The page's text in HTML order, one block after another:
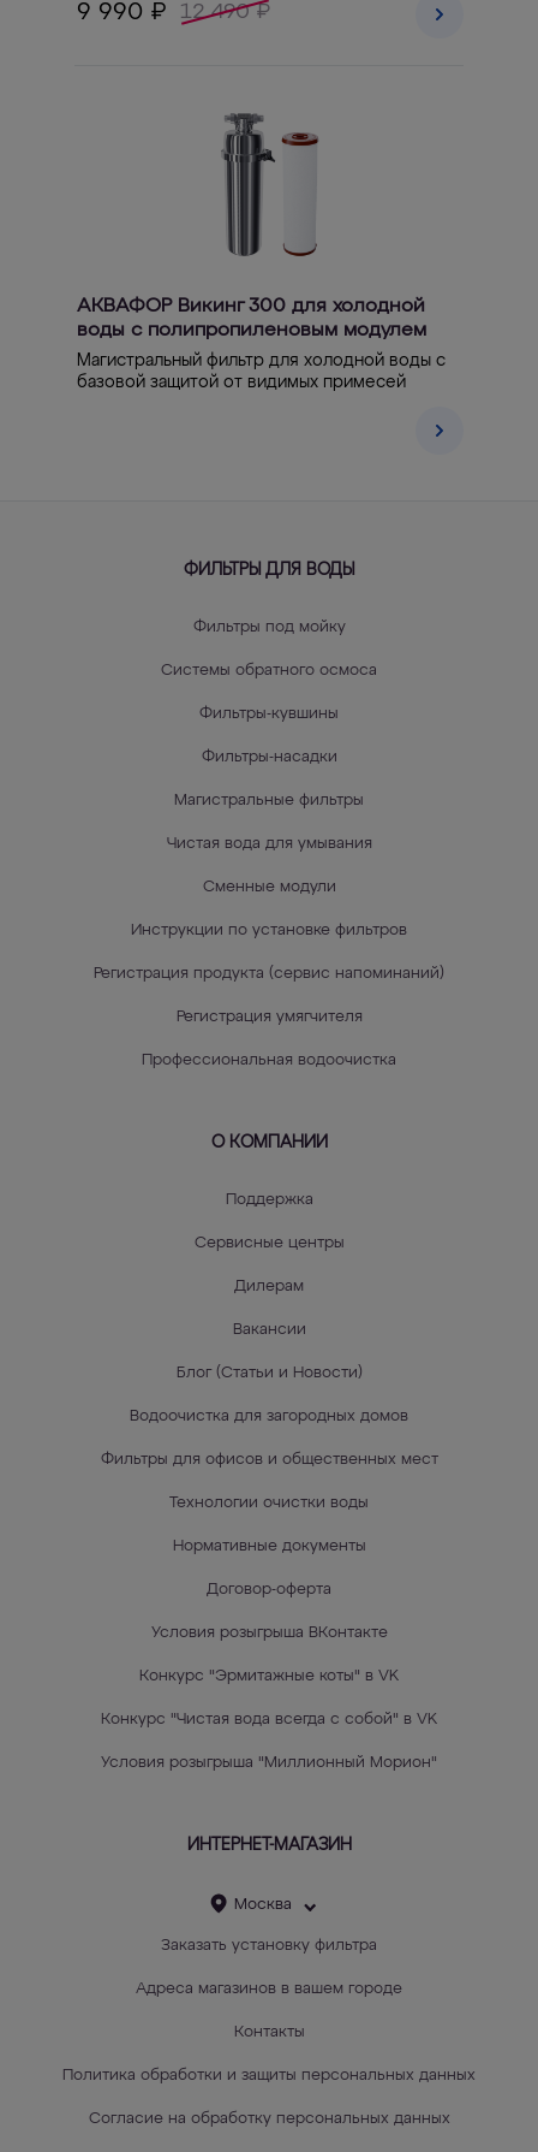
9 990 ₽ 12 490 ₽
АКВАФОР Викинг 300 для холодной
воды с полипропиленовым модулем
Магистральный фильтр для холодной воды с
базовой защитой от видимых примесей
ФИЛЬТРЫ ДЛЯ ВОДЫ
Фильтры под мойку
Системы обратного осмоса
Фильтры-кувшины
Фильтры-насадки
Магистральные фильтры
Чистая вода для умывания
Сменные модули
Инструкции по установке фильтров
Регистрация продукта (сервис напоминаний)
Регистрация умягчителя
Профессиональная водоочистка
О КОМПАНИИ
Поддержка
Сервисные центры
Дилерам
Вакансии
Блог (Статьи и Новости)
Водоочистка для загородных домов
Фильтры для офисов и общественных мест
Технологии очистки воды
Нормативные документы
Договор-оферта
Условия розыгрыша ВКонтакте
Конкурс "Эрмитажные коты" в VK
Конкурс "Чистая вода всегда с собой" в VK
Условия розыгрыша "Миллионный Морион"
ИНТЕРНЕТ-МАГАЗИН
Москва
Заказать установку фильтра
Адреса магазинов в вашем городе
Контакты
Политика обработки и защиты персональных данных
Согласие на обработку персональных данных